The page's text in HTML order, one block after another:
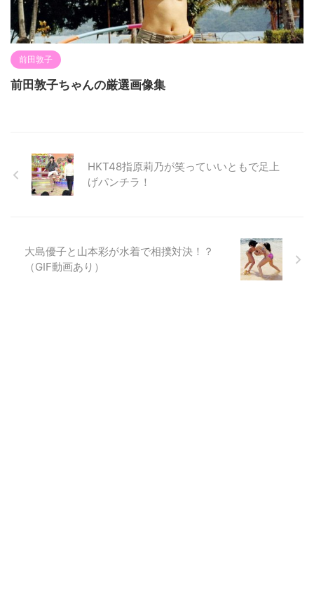
前田敦子
前田敦子ちゃんの厳選画像集
HKT48指原莉乃が笑っていいともで足上
げパンチラ！
大島優子と山本彩が水着で相撲対決！？
（GIF動画あり）